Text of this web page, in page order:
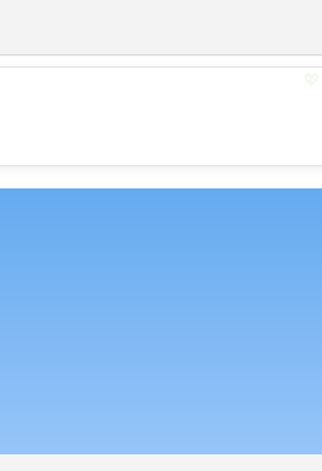
💕